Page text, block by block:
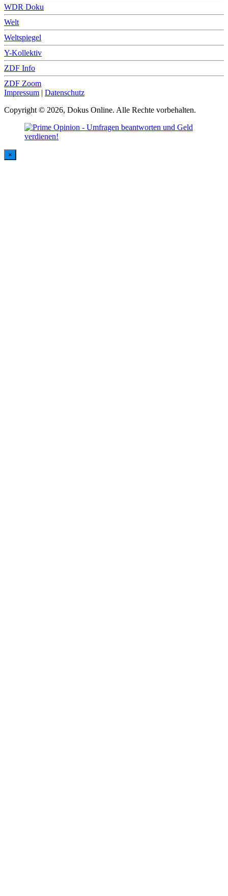
WDR Doku
Welt
Weltspiegel
Y-Kollektiv
ZDF Info
ZDF Zoom
Impressum | Datenschutz
Copyright © 2026, Dokus Online. Alle Rechte vorbehalten.
×